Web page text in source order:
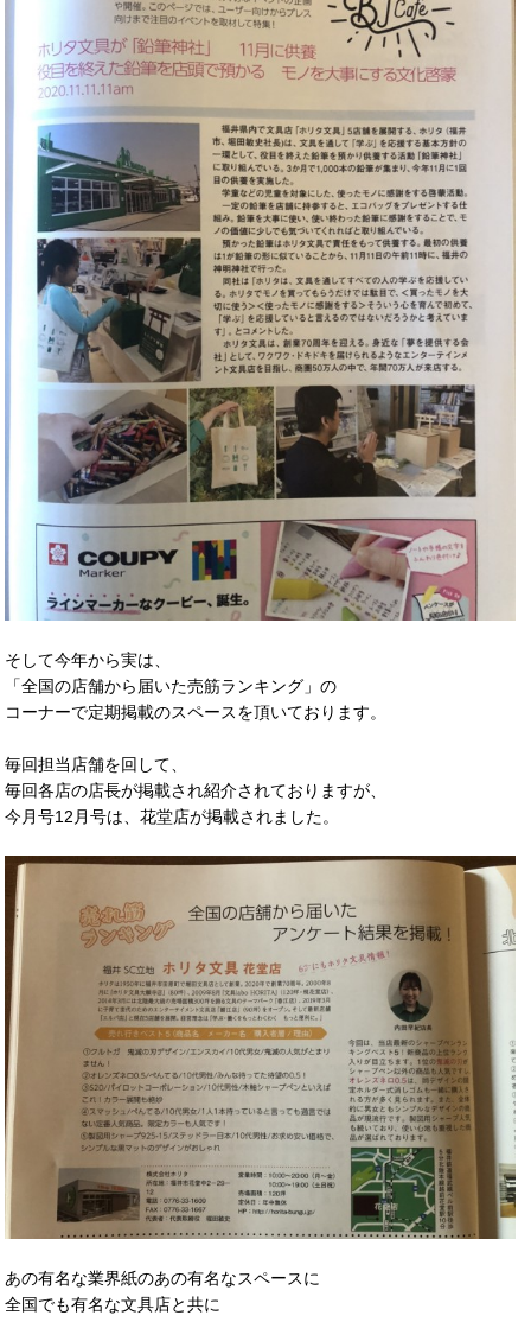
そして今年から実は、
「全国の店舗から届いた売筋ランキング」の
コーナーで定期掲載のスペースを頂いております。
毎回担当店舗を回して、
毎回各店の店長が掲載され紹介されておりますが、
今月号12月号は、花堂店が掲載されました。
あの有名な業界紙のあの有名なスペースに
全国でも有名な文具店と共に